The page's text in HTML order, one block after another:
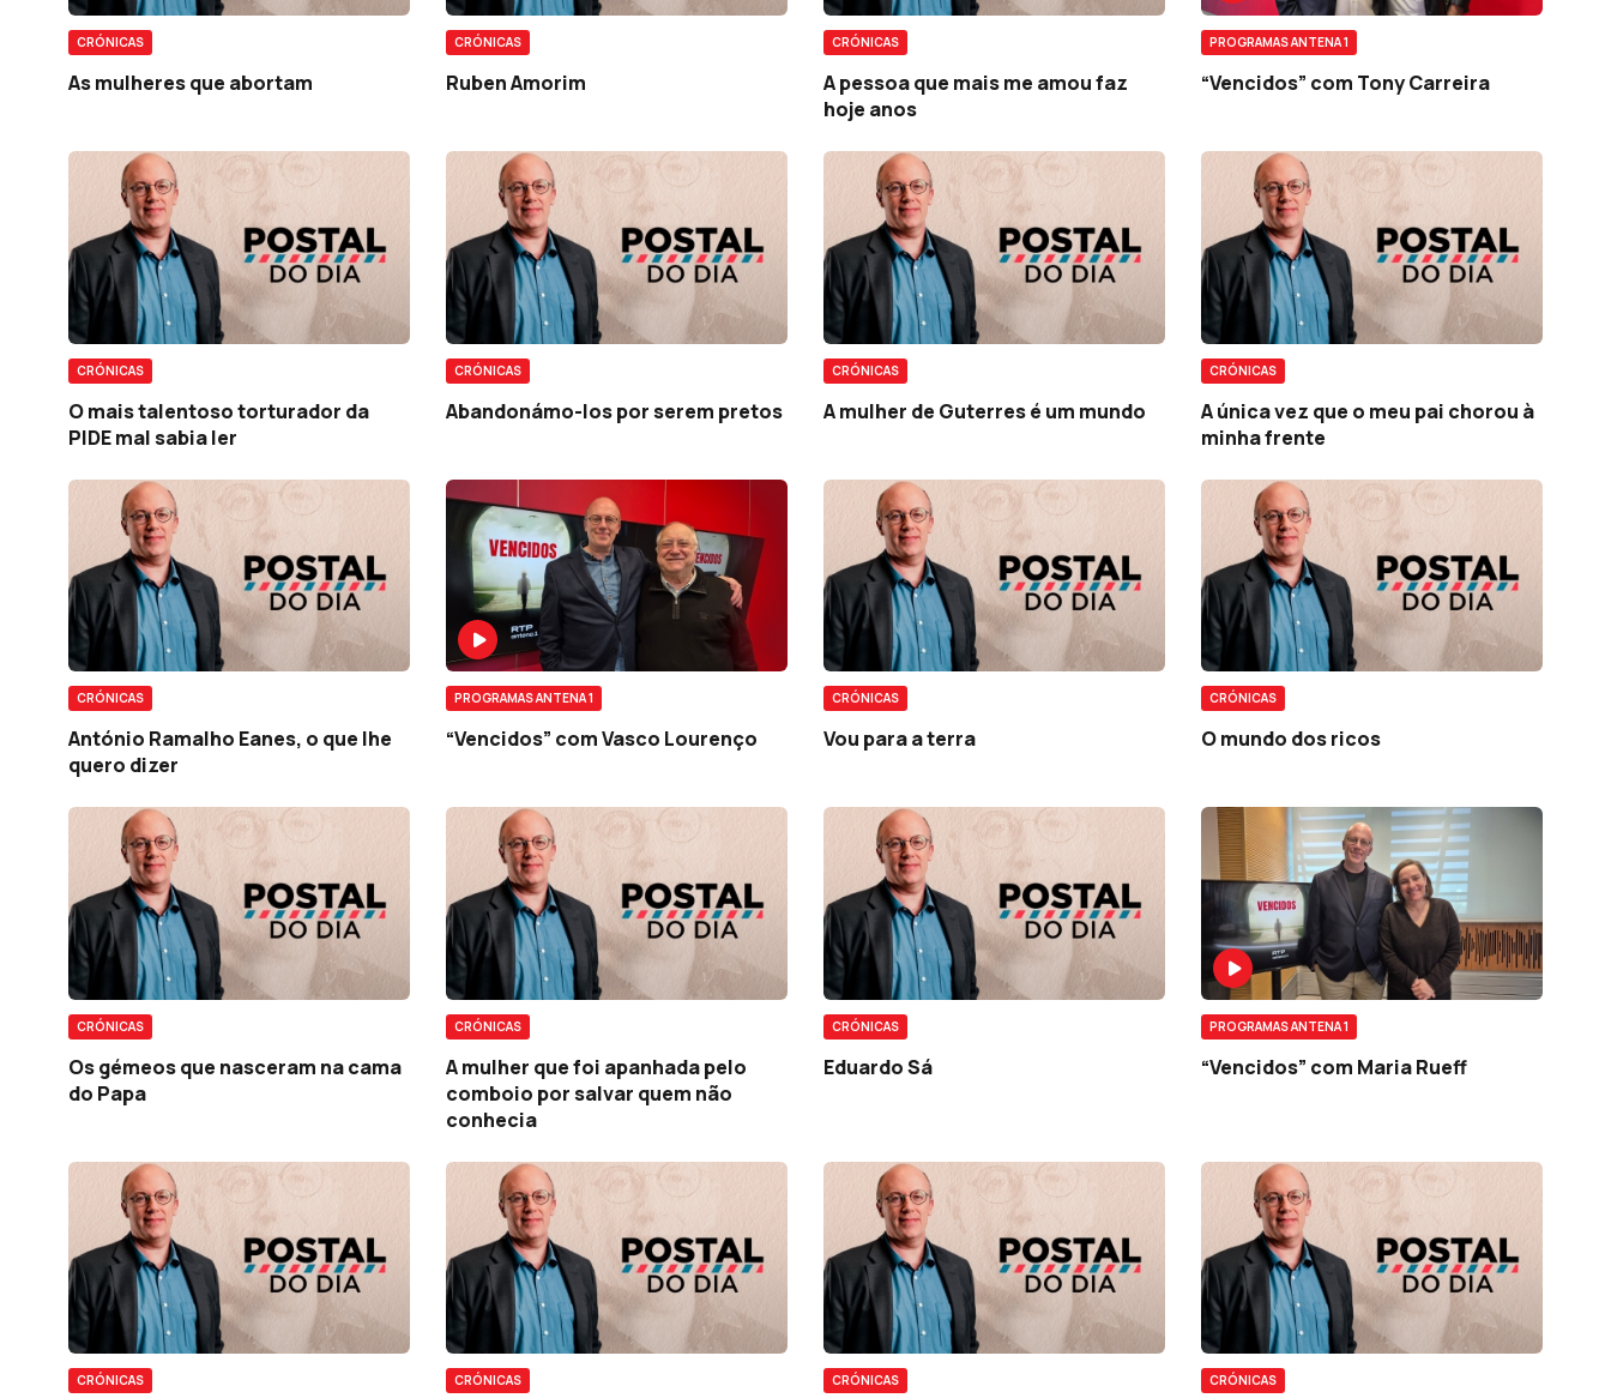
CRÓNICAS
As mulheres que abortam
CRÓNICAS
Ruben Amorim
CRÓNICAS
A pessoa que mais me amou faz
hoje anos
PROGRAMAS ANTENA 1
“Vencidos” com Tony Carreira
CRÓNICAS
O mais talentoso torturador da
PIDE mal sabia ler
CRÓNICAS
Abandonámo-los por serem pretos
CRÓNICAS
A mulher de Guterres é um mundo
CRÓNICAS
A única vez que o meu pai chorou à
minha frente
CRÓNICAS
António Ramalho Eanes, o que lhe
quero dizer
PROGRAMAS ANTENA 1
“Vencidos” com Vasco Lourenço
CRÓNICAS
Vou para a terra
CRÓNICAS
O mundo dos ricos
CRÓNICAS
Os gémeos que nasceram na cama
do Papa
CRÓNICAS
A mulher que foi apanhada pelo
comboio por salvar quem não
conhecia
CRÓNICAS
Eduardo Sá
PROGRAMAS ANTENA 1
“Vencidos” com Maria Rueff
CRÓNICAS CRÓNICAS CRÓNICAS CRÓNICAS